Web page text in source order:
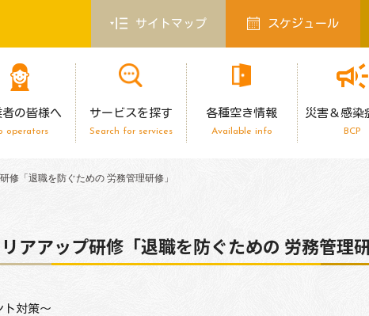
サイトマップ スケジュール
の皆様へ
operators
サービスを探す
Search for services
各種空き情報
Available info
災害＆感染
BCP
修「退職を防ぐための 労務管理研修」
アアップ研修「退職を防ぐための 労務管理研
ト対策～